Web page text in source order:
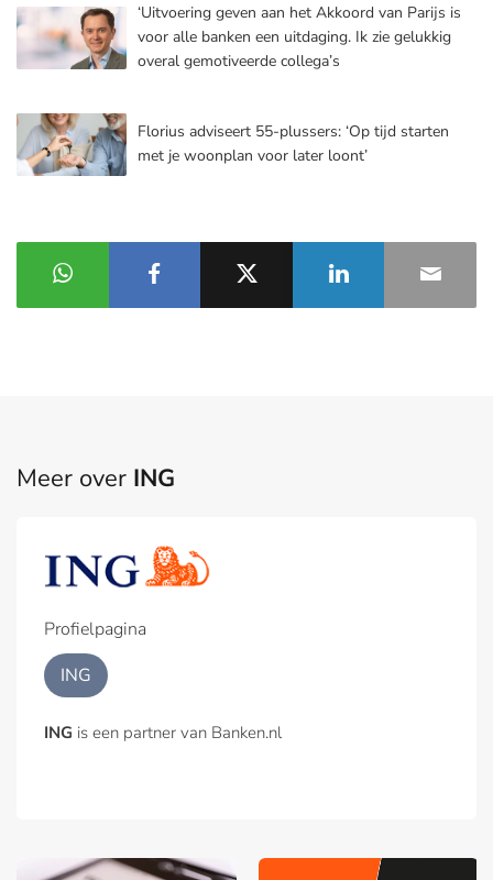
‘Uitvoering geven aan het Akkoord van Parijs is
voor alle banken een uitdaging. Ik zie gelukkig
overal gemotiveerde collega’s
Florius adviseert 55-plussers: ‘Op tijd starten
met je woonplan voor later loont’
Meer over ING
Profielpagina
ING
ING is een partner van Banken.nl